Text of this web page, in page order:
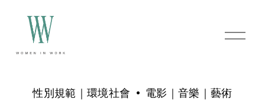
O
p
性別規範｜環境社會 電影｜音樂｜藝術